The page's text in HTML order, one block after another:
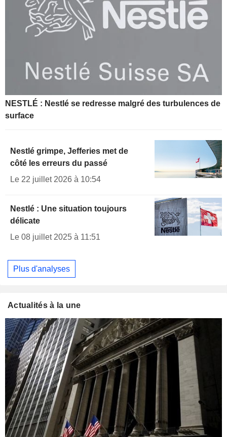
NESTLÉ : Nestlé se redresse malgré des turbulences de
surface
Nestlé grimpe, Jefferies met de
côté les erreurs du passé
Le 22 juillet 2026 à 10:54
Nestlé : Une situation toujours
délicate
Le 08 juillet 2025 à 11:51
Plus d'analyses
Actualités à la une